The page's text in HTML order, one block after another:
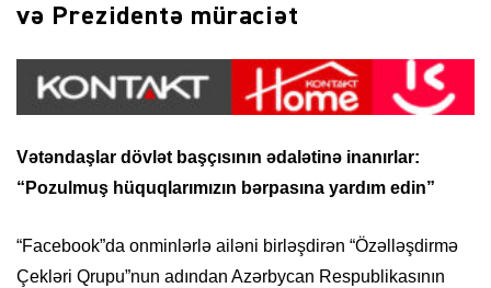
və Prezidentə müraciət
Vətəndaşlar dövlət başçısının ədalətinə inanırlar:
“Pozulmuş hüquqlarımızın bərpasına yardım edin”
“Facebook”da onminlərlə ailəni birləşdirən “Özəlləşdirmə
Çekləri Qrupu”nun adından Azərbycan Respublikasının